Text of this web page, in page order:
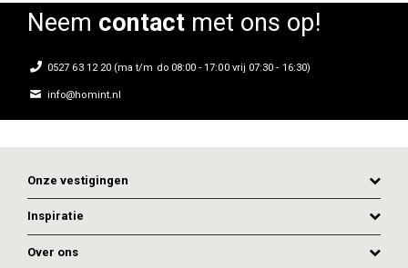
Neem contactmet ons op!
0527 63 12 20 (ma t/m do 08:00 - 17:00 vrij 07:30 - 16:30)
info@homint.nl
Onze vestigingen
Inspiratie
Over ons